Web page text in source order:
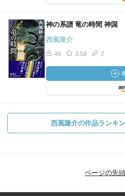
神の系譜 竜の時間 神国
西風隆介
46 3.58 2
西風隆介の作品ランキ
ページの先